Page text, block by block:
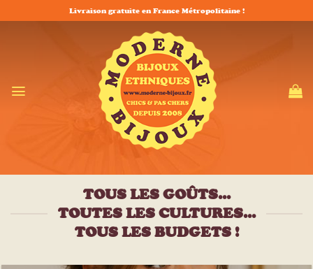
au
Livraison gratuite en France Métropolitaine !
TOUS LES GOÛTS...
TOUTES LES CULTURES...
TOUS LES BUDGETS !